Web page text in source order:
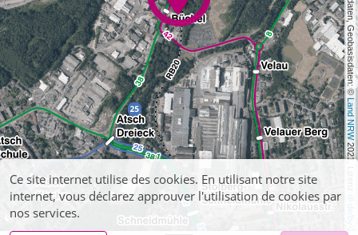
, Kartendaten, Geobasisdaten: ©
Land NRW
2021, Lizenz
dl-de/by-2-0
Ce site internet utilise des cookies. En utilisant notre site
internet, vous déclarez approuver l'utilisation de cookies par
nos services.